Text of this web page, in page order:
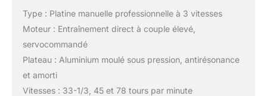
Type : Platine manuelle professionnelle à 3 vitesses
Moteur : Entraînement direct à couple élevé,
servocommandé
Plateau : Aluminium moulé sous pression, antirésonance
et amorti
Vitesses : 33-1/3, 45 et 78 tours par minute